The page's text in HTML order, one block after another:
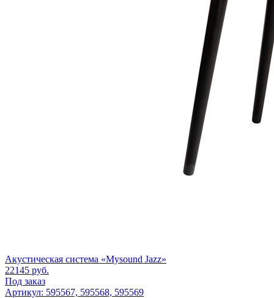
Акустическая система «Mysound Jazz»
22145 руб.
Под заказ
Артикул: 595567, 595568, 595569